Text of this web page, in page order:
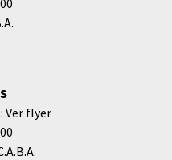
Ver flyer